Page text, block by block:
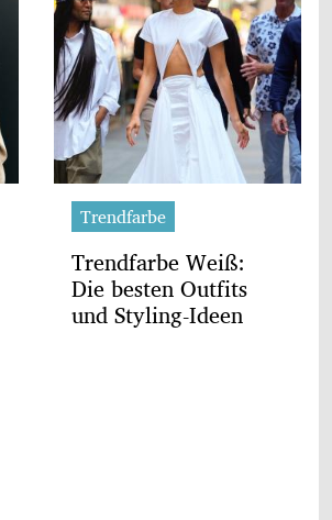
Trendfarbe
Trendfarbe Weiß:
Die besten Outfits
und Styling-Ideen